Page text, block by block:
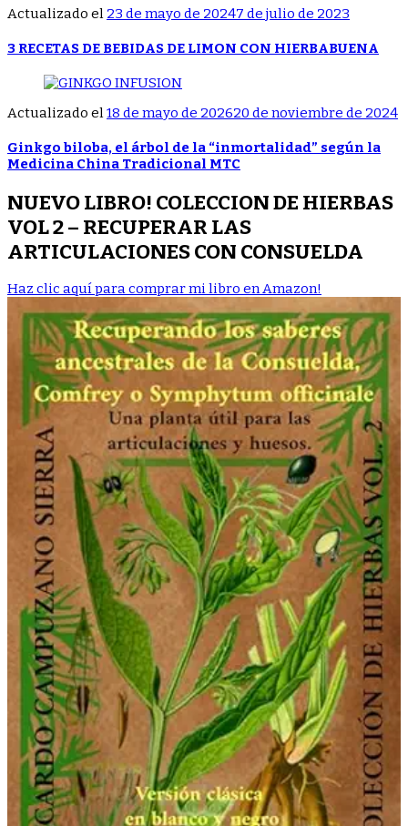
Actualizado el 23 de mayo de 20247 de julio de 2023
3 RECETAS DE BEBIDAS DE LIMON CON HIERBABUENA
Actualizado el18 de mayo de 202620 de noviembre de 2024
Ginkgo biloba, el árbol de la “inmortalidad” según la
Medicina China Tradicional MTC
NUEVO LIBRO! COLECCION DE HIERBAS
VOL 2 – RECUPERAR LAS
ARTICULACIONES CON CONSUELDA
Haz clic aquí para comprar mi libro en Amazon!